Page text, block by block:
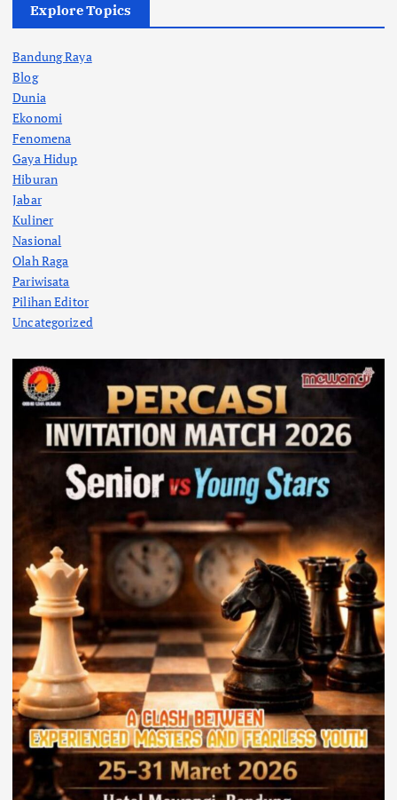
Explore Topics
Bandung Raya
Blog
Dunia
Ekonomi
Fenomena
Gaya Hidup
Hiburan
Jabar
Kuliner
Nasional
Olah Raga
Pariwisata
Pilihan Editor
Uncategorized